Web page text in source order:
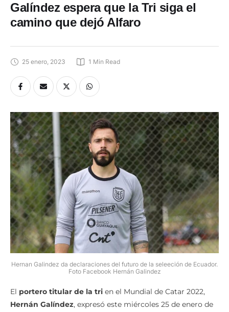
Galíndez espera que la Tri siga el
camino que dejó Alfaro
25 enero, 2023 1 Min Read
Hernan Galindez da declaraciones del futuro de la seleeción de Ecuador.
Foto Facebook Hernán Galindez
El portero titular de la tri en el Mundial de Catar 2022,
Hernán Galíndez, expresó este miércoles 25 de enero de